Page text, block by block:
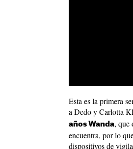
Esta es la primera
a Dedo y Carlotta
años Wanda, que
encuentra, por lo
dispositivos de